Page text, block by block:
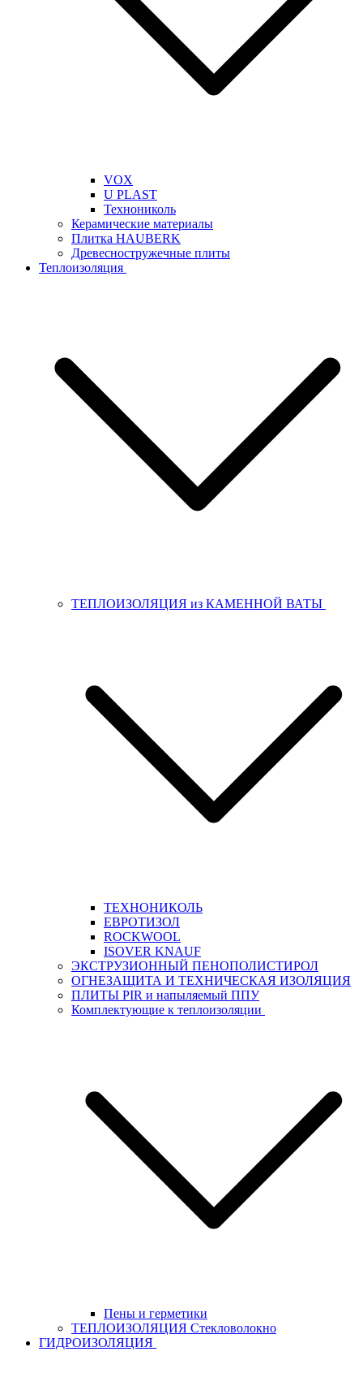
VOX
U PLAST
Технониколь
Керамические материалы
Плитка HAUBERK
Древесностружечные плиты
Теплоизоляция
ТЕПЛОИЗОЛЯЦИЯ из КАМЕННОЙ ВАТЫ
ТЕХНОНИКОЛЬ
ЕВРОТИЗОЛ
ROCKWOOL
ISOVER KNAUF
ЭКСТРУЗИОННЫЙ ПЕНОПОЛИСТИРОЛ
ОГНЕЗАЩИТА И ТЕХНИЧЕСКАЯ ИЗОЛЯЦИЯ
ПЛИТЫ PIR и напыляемый ППУ
Комплектующие к теплоизоляции
Пены и герметики
ТЕПЛОИЗОЛЯЦИЯ Стекловолокно
ГИДРОИЗОЛЯЦИЯ